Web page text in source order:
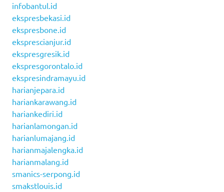
infobantul.id
ekspresbekasi.id
ekspresbone.id
eksprescianjur.id
ekspresgresik.id
ekspresgorontalo.id
ekspresindramayu.id
harianjepara.id
hariankarawang.id
hariankediri.id
harianlamongan.id
harianlumajang.id
harianmajalengka.id
harianmalang.id
smanics-serpong.id
smakstlouis.id